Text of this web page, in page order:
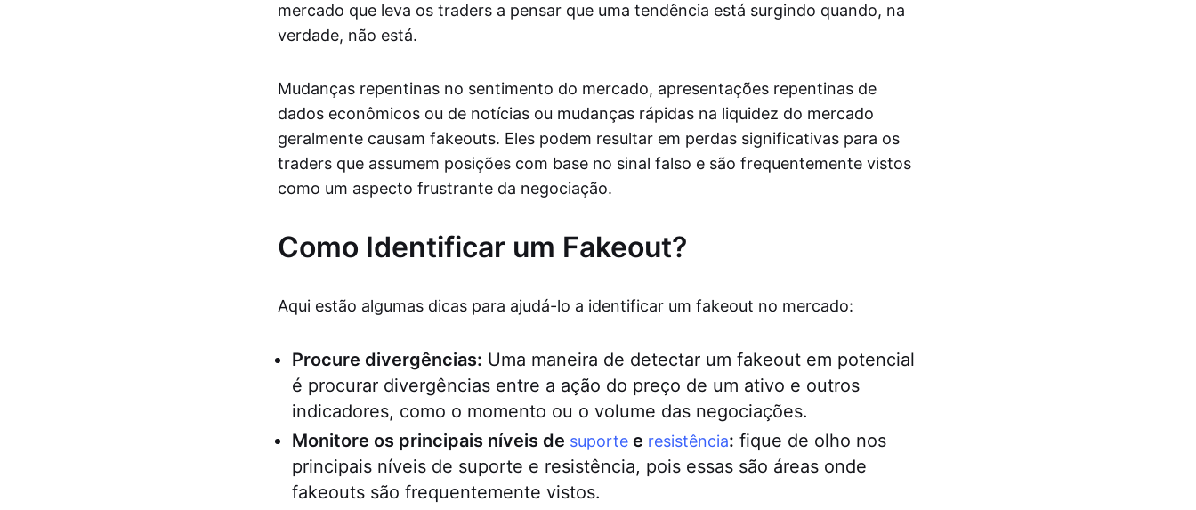
mercado que leva os traders a pensar que uma tendência está surgindo quando, na
verdade, não está.
Mudanças repentinas no sentimento do mercado, apresentações repentinas de
dados econômicos ou de notícias ou mudanças rápidas na liquidez do mercado
geralmente causam fakeouts. Eles podem resultar em perdas significativas para os
traders que assumem posições com base no sinal falso e são frequentemente vistos
como um aspecto frustrante da negociação.
Como Identificar um Fakeout?
Aqui estão algumas dicas para ajudá-lo a identificar um fakeout no mercado:
Procure divergências: Uma maneira de detectar um fakeout em potencial
é procurar divergências entre a ação do preço de um ativo e outros
indicadores, como o momento ou o volume das negociações.
Monitore os principais níveis de suporte e resistência: fique de olho nos
principais níveis de suporte e resistência, pois essas são áreas onde
fakeouts são frequentemente vistos.